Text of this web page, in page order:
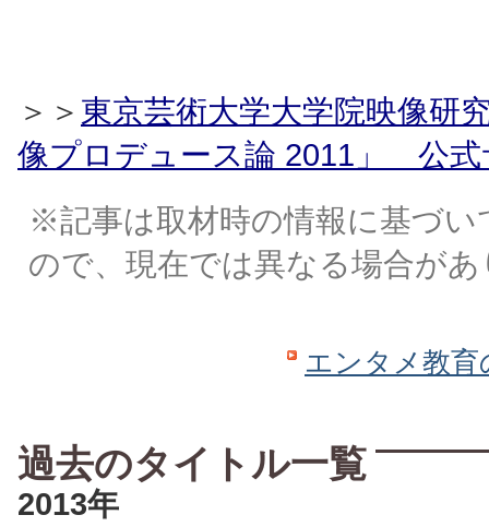
＞＞ 東京芸術大学大学院映像研
像プロデュース論 2011」 公式
※記事は取材時の情報に基づい
ので、現在では異なる場合が
エンタメ教
過去のタイトル一覧
2013年